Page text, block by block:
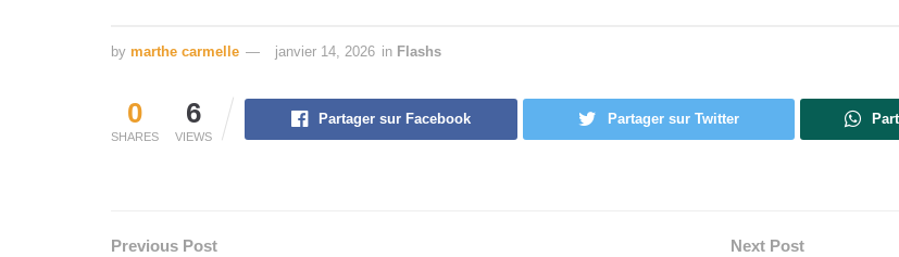
by marthe carmelle janvier 14, 2026 in Flashs
0
SHARES
6
VIEWS
Partager sur Facebook Partager sur Twitter
Previous Post
Next Post